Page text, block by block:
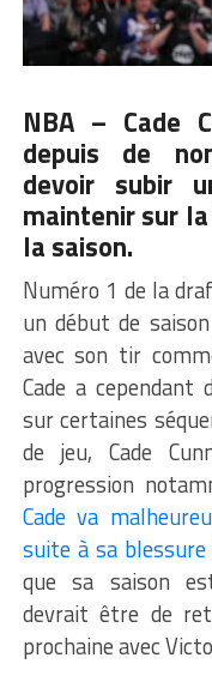
NBA – Cade
depuis de
devoir subir
maintenir sur
la saison.
Numéro 1 de la
un début de
avec son tir
Cade a
sur certaines
de jeu, Cade
progression
Cade va
suite à sa
que sa saison
devrait être de
prochaine avec